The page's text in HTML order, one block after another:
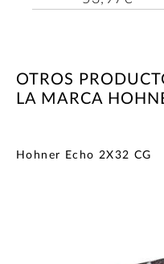
OTROS
LA MARCA
Hohner Echo 2X32 CG